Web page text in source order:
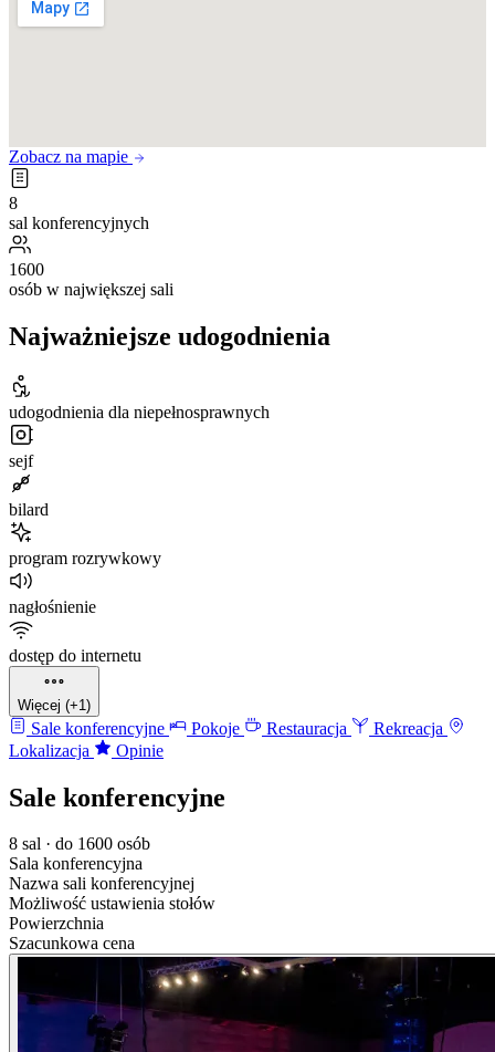
Zobacz na mapie
8
sal konferencyjnych
1600
osób w największej sali
Najważniejsze udogodnienia
udogodnienia dla niepełnosprawnych
sejf
bilard
program rozrywkowy
nagłośnienie
dostęp do internetu
Więcej (+1)
Sale konferencyjne Pokoje Restauracja
Rekreacja
Lokalizacja
Opinie
Sale konferencyjne
8 sal · do 1600 osób
Sala konferencyjna
Nazwa sali konferencyjnej
Możliwość ustawienia stołów
Powierzchnia
Szacunkowa cena